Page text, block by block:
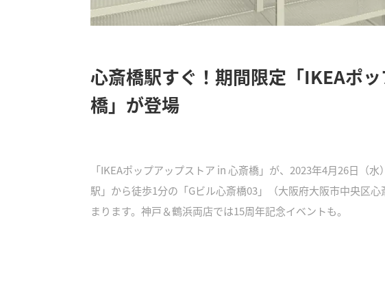
心斎橋駅すぐ！期間限定「IKEAポ
橋」が登場
「IKEAポップアップストア in 心斎橋」が、2023年4月26日（
駅」から徒歩1分の「Gビル心斎橋03」（大阪府大阪市中央区
まります。神戸＆鶴浜両店では15周年記念イベントも。